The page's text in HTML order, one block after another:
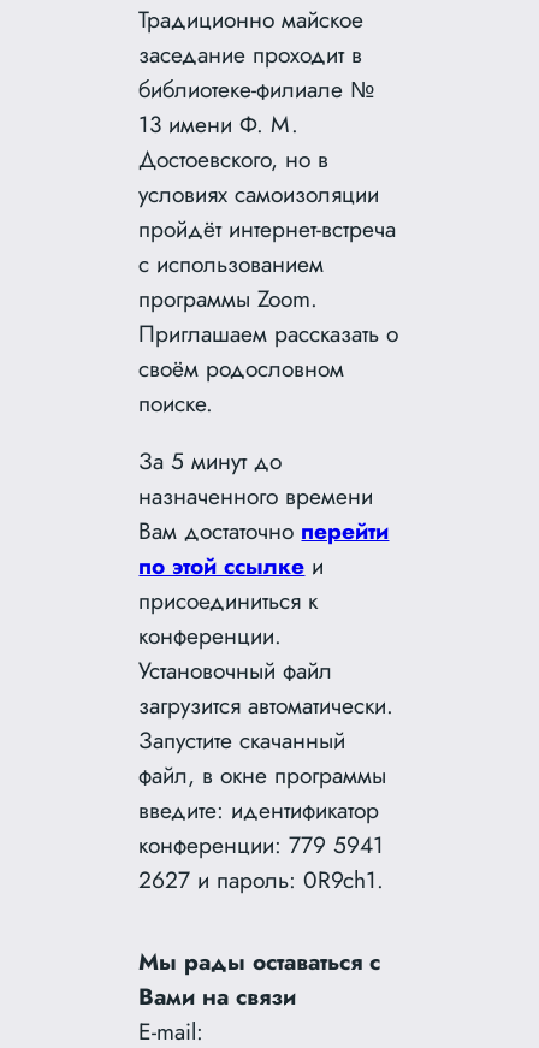
Традиционно майское
заседание проходит в
библиотеке-филиале №
13 имени Ф. М.
Достоевского, но в
условиях самоизоляции
пройдёт интернет-встреча
с использованием
программы Zoom.
Приглашаем рассказать о
своём родословном
поиске.
За 5 минут до
назначенного времени
Вам достаточно перейти
по этой ссылке и
присоединиться к
конференции.
Установочный файл
загрузится автоматически.
Запустите скачанный
файл, в окне программы
введите: идентификатор
конференции: 779 5941
2627 и пароль: 0R9ch1.
Мы рады оставаться с
Вами на связи
E-mail: